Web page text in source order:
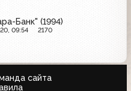
Банк" (1994)
09:54 2170
сайта